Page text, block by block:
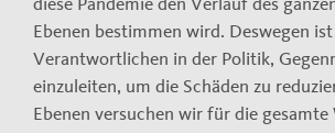
Ebenen bestimmen wird. Deswegen
Verantwortlichen in der Politik,
einzuleiten, um die Schäden zu
Ebenen versuchen wir für die